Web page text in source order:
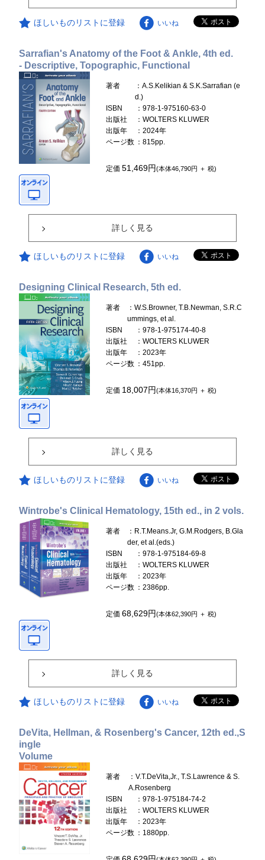
ほしいものリストに登録 いいね
Sarrafian's Anatomy of the Foot & Ankle, 4th ed.
- Descriptive, Topographic, Functional
著者
：A.S.Kelikian & S.K.Sarrafian (e
d.)
ISBN
：978-1-975160-63-0
出版社
：WOLTERS KLUWER
出版年
：2024年
ページ数 ：815pp.
定価51,469円(本体46,790円 ＋ 税)
詳しく見る
ほしいものリストに登録 いいね
Designing Clinical Research, 5th ed.
著者
：W.S.Browner, T.B.Newman, S.R.C
ummings, et al.
ISBN
：978-1-975174-40-8
出版社
：WOLTERS KLUWER
出版年
：2023年
ページ数 ：451pp.
定価 18,007円(本体16,370円 ＋ 税)
詳しく見る
ほしいものリストに登録 いいね
Wintrobe's Clinical Hematology, 15th ed., in 2 vols.
著者
：R.T.Means.Jr, G.M.Rodgers, B.Gla
der, et al.(eds.)
ISBN
：978-1-975184-69-8
出版社
：WOLTERS KLUWER
出版年
：2023年
ページ数 ：2386pp.
定価68,629円(本体62,390円 ＋ 税)
詳しく見る
ほしいものリストに登録 いいね
DeVita, Hellman, & Rosenberg's Cancer, 12th ed.,S
ingle
Volume
著者
：V.T.DeVita,Jr., T.S.Lawrence & S.
A.Rosenberg
ISBN
：978-1-975184-74-2
出版社
：WOLTERS KLUWER
出版年
：2023年
ページ数 ：1880pp.